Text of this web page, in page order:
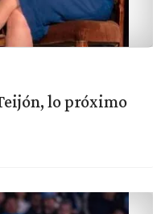
lo próximo